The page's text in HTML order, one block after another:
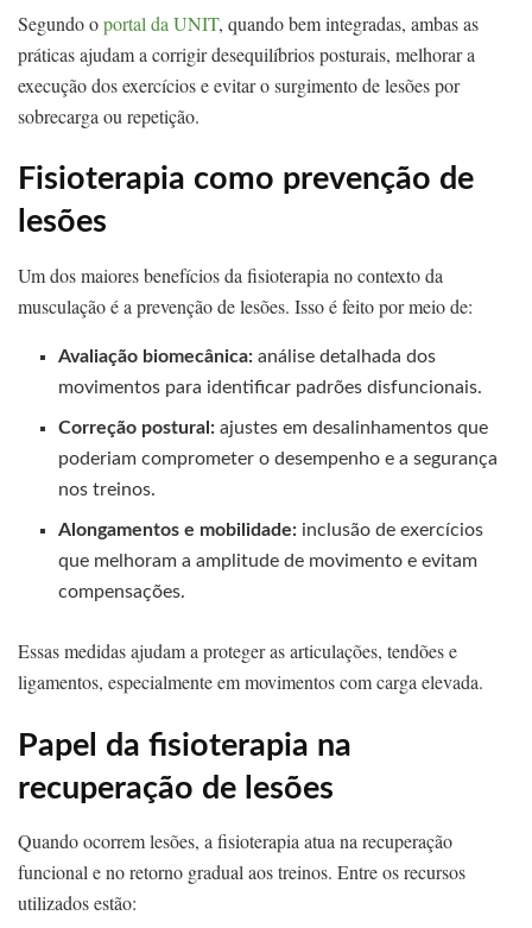
Segundo oportal da UNIT, quando bem integradas, ambas as
práticas ajudam a corrigir desequilíbrios posturais, melhorar a
execução dos exercícios e evitar o surgimento de lesões por
sobrecarga ou repetição.
Fisioterapia como prevenção de
lesões
Um dos maiores benefícios da fisioterapia no contexto da
musculação é a prevenção de lesões. Isso é feito por meio de:
Avaliação biomecânica: análise detalhada dos
movimentos para identificar padrões disfuncionais.
Correção postural: ajustes em desalinhamentos que
poderiam comprometer o desempenho e a segurança
nos treinos.
Alongamentos e mobilidade: inclusão de exercícios
que melhoram a amplitude de movimento e evitam
compensações.
Essas medidas ajudam a proteger as articulações, tendões e
ligamentos, especialmente em movimentos com carga elevada.
Papel da fisioterapia na
recuperação de lesões
Quando ocorrem lesões, a fisioterapia atua na recuperação
funcional e no retorno gradual aos treinos. Entre os recursos
utilizados estão: